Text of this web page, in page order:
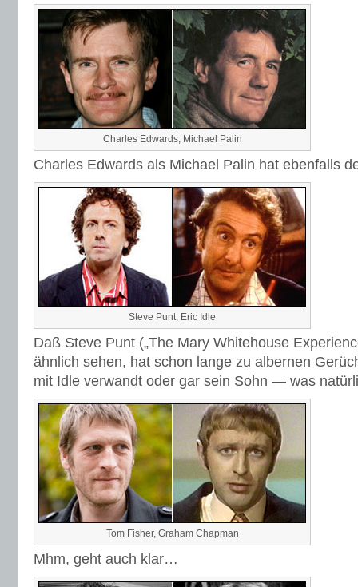
Charles Edwards, Michael Palin
Charles Edwards als Michael Palin hat ebenfalls
Steve Punt, Eric Idle
Daß Steve Punt („The Mary Whitehouse
ähnlich sehen, hat schon lange zu albernen
mit Idle verwandt oder gar sein Sohn — was
Tom Fisher, Graham Chapman
Mhm, geht auch klar…